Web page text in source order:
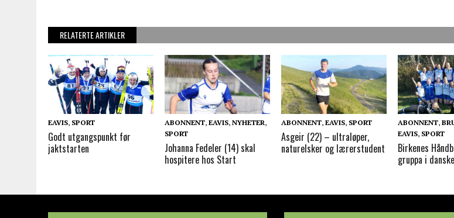
RELATERTE ARTIKLER
EAVIS, SPORT
Godt utgangspunkt før
jaktstarten
ABONNENT,EAVIS,NYHETER,
SPORT
Johanna Fedeler (14) skal
hospitere hos Start
ABONNENT,EAVIS, SPORT
Asgeir (22) – ultraløper,
naturelsker og lærerstudent
ABONNENT,
EAVIS, SPORT
Birkenes
gruppa i